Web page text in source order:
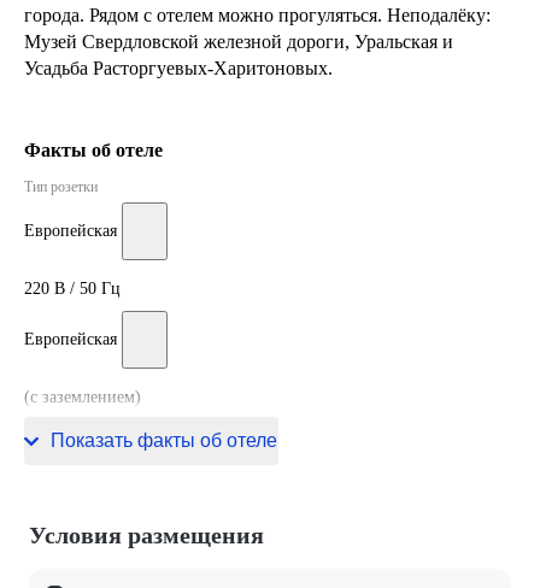
города. Рядом с отелем можно прогуляться. Неподалёку:
Музей Свердловской железной дороги, Уральская и
Усадьба Расторгуевых-Харитоновых.
Факты об отеле
Тип розетки
Европейская
220 В / 50 Гц
Европейская
(с заземлением)
220 В / 50 Гц
Показать факты об отеле
Условия размещения